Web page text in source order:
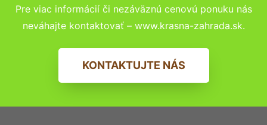
Pre viac informácií či nezáväznú cenovú ponuku nás
neváhajte kontaktovať – www.krasna-zahrada.sk.
KONTAKTUJTE NÁS